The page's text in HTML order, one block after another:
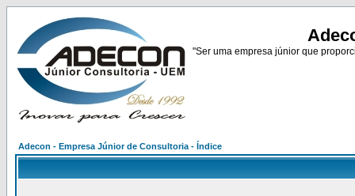
"Ser uma empresa júnior que
Adecon - Empresa Júnior de Consultoria - Índice